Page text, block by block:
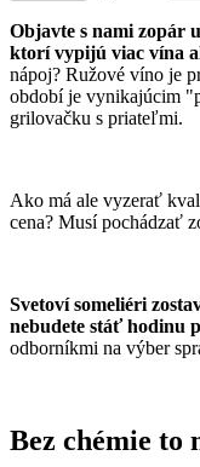
Objavte s nami zopár
ktorí vypijú viac vína
nápoj? Ružové víno je
období je vynikajúcim
grilovačku s priateľmi.
Ako má ale vyzerať
cena? Musí pochádzať
Svetoví someliéri
nebudete stáť hodinu
odborníkmi na výber
Bez chémie to